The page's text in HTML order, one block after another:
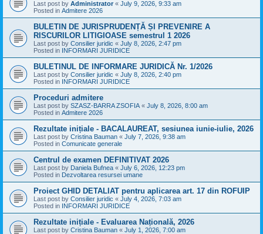
Last post by Administrator « July 9, 2026, 9:33 am
Posted in Admitere 2026
BULETIN DE JURISPRUDENȚĂ ȘI PREVENIRE A
RISCURILOR LITIGIOASE semestrul 1 2026
Last post by Consilier juridic « July 8, 2026, 2:47 pm
Posted in INFORMARI JURIDICE
BULETINUL DE INFORMARE JURIDICĂ Nr. 1/2026
Last post by Consilier juridic « July 8, 2026, 2:40 pm
Posted in INFORMARI JURIDICE
Proceduri admitere
Last post by SZASZ-BARRA ZSOFIA « July 8, 2026, 8:00 am
Posted in Admitere 2026
Rezultate inițiale - BACALAUREAT, sesiunea iunie-iulie, 2026
Last post by Cristina Bauman « July 7, 2026, 9:38 am
Posted in Comunicate generale
Centrul de examen DEFINITIVAT 2026
Last post by Daniela Bufnea « July 6, 2026, 12:23 pm
Posted in Dezvoltarea resursei umane
Proiect GHID DETALIAT pentru aplicarea art. 17 din ROFUIP
Last post by Consilier juridic « July 4, 2026, 7:03 am
Posted in INFORMARI JURIDICE
Rezultate inițiale - Evaluarea Națională, 2026
Last post by Cristina Bauman « July 1, 2026, 7:00 am